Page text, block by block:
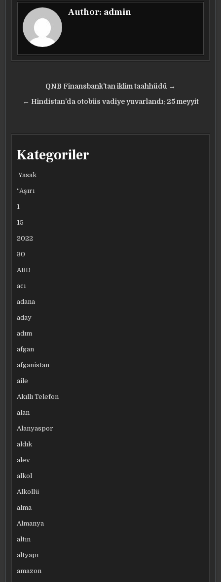
Author: admin
gezinmesi
QNB Finansbank’tan iklim taahhüdü →
← Hindistan’da otobüs vadiye yuvarlandı: 25 meyyit
Kategoriler
Yasak
“Aşırı
1
15
2022
30
ABD
acı
adana
aday
adım
afgan
afganistan
aile
Akıllı Telefon
alan
Alanyaspor
aldık
alev
alkol
Alkollü
alma
Almanya
altın
altyapı
amazon